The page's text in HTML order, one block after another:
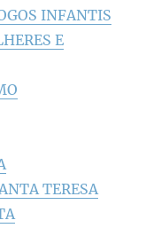
INFANTIS
E
TERESA